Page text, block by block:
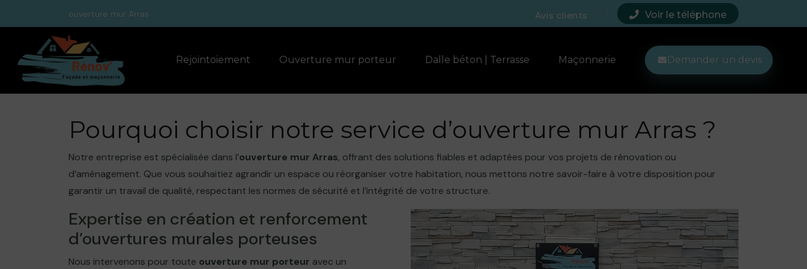
ouverture mur Arras Avis clients Voir le téléphone
Rejointoiement Ouverture mur porteur Dalle béton | Terrasse Maçonnerie Demander un devis
Pourquoi choisir notre service d’ouverture mur Arras ?
Notre entreprise est spécialisée dans l’ouverture mur Arras, offrant des solutions fiables et adaptées pour vos projets de rénovation ou
d’aménagement. Que vous souhaitiez agrandir un espace ou réorganiser votre habitation, nous mettons notre savoir-faire à votre disposition pour
garantir un travail de qualité, respectant les normes de sécurité et l’intégrité de votre structure.
Expertise en création et renforcement
d’ouvertures murales porteuses
Nous intervenons pour toute ouverture mur porteur avec un